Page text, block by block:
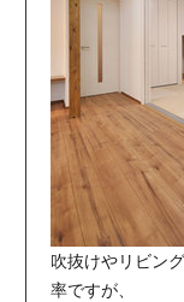
吹抜けやリビン
率ですが、